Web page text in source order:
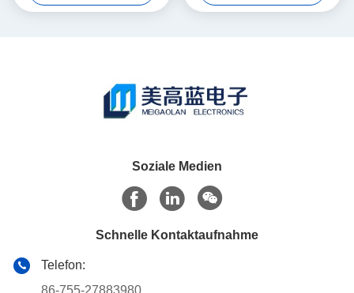
Soziale Medien
Schnelle Kontaktaufnahme
Telefon: